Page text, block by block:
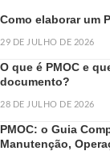
Como elaborar um
29 DE JULHO DE 2026
O que é PMOC e
documento?
28 DE JULHO DE 2026
PMOC: o Guia
Manutenção,